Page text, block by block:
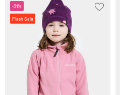
-31%
Flash Sale